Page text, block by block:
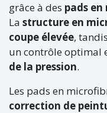
grâce à des pads
La structure en
coupe élevée,
un contrôle optimal
de la pression.
Les pads en
correction de